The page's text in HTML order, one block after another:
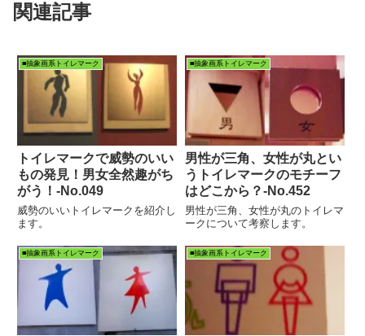
関連記事
■抽象画系トイレマーク
トイレマークで威勢のいい
もの発見！男女全然趣がち
がう！-No.049
威勢のいいトイレマークを紹介し
ます。
■抽象画系トイレマーク
男性が三角、女性が丸とい
うトイレマークのモチーフ
はどこから？‐No.452
男性が三角、女性が丸のトイレマ
ークについて考察します。
■抽象画系トイレマーク ■抽象画系トイレマーク